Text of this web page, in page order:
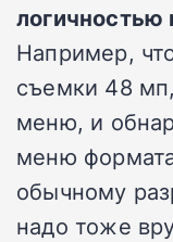
Например,
съемки 48
меню, и
меню
обычному
надо тоже